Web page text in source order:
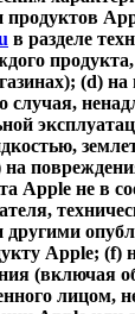
продуктов
в разделе
(d)
случая,
Apple не в
другими
Apple; (f)
(включая
лицом,